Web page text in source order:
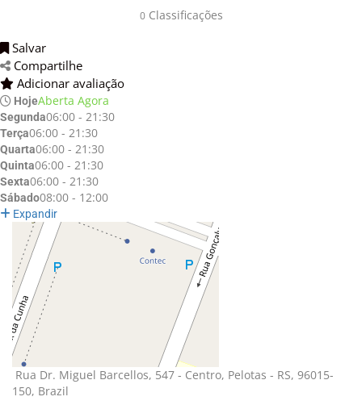
0Classificações
Salvar
Compartilhe
Adicionar avaliação
HojeAberta Agora
Segunda06:00 - 21:30
Terça06:00 - 21:30
Quarta06:00 - 21:30
Quinta06:00 - 21:30
Sexta06:00 - 21:30
Sábado08:00 - 12:00
Expandir
Rua Dr. Miguel Barcellos, 547 - Centro, Pelotas - RS, 96015-
150, Brazil